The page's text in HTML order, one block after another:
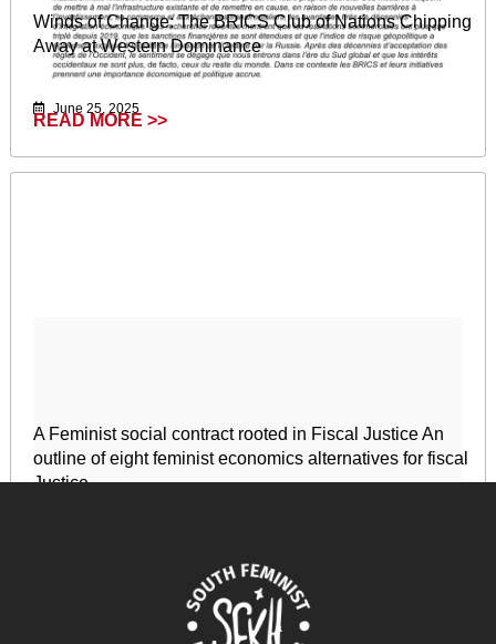
Winds of Change: The BRICS Club of Nations Chipping
Away at Western Dominance
June 25, 2025
READ MORE >>
A Feminist social contract rooted in Fiscal Justice An
outline of eight feminist economics alternatives for fiscal
Justice